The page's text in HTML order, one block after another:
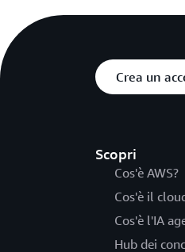
Crea un
Scopri
Cos'è AWS?
Cos'è il
Cos'è l'IA
Hub dei